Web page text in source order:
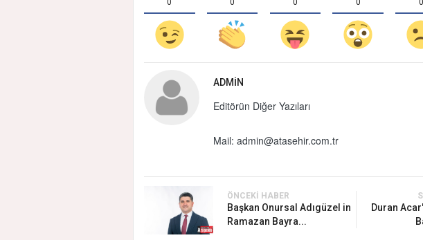
ADMIN
Editörün Diğer Yazıları
Mail: admin@atasehir.com.tr
ÖNCEKI HABER
Başkan Onursal Adıgüzel in
Ramazan Bayra...
Duran